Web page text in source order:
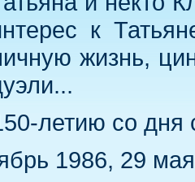
к
жизнь,
летию со
1986, 29